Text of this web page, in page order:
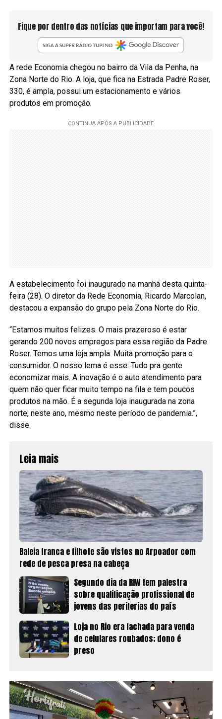
Fique por dentro das notícias que importam para você!
A rede Economia chegou no bairro da Vila da Penha, na
Zona Norte do Rio. A loja, que fica na Estrada Padre Roser,
330, é ampla, possui um estacionamento e vários
produtos em promoção.
A estabelecimento foi inaugurado na manhã desta quinta-
feira (28). O diretor da Rede Economia, Ricardo Marcolan,
destacou a expansão do grupo pela Zona Norte do Rio.
“Estamos muitos felizes. O mais prazeroso é estar
gerando 200 novos empregos para essa região da Padre
Roser. Temos uma loja ampla. Muita promoção para o
consumidor. O nosso lema é esse: Tudo pra gente
economizar mais. A inovação é o auto atendimento para
quem não quer ficar muito tempo na fila e tem poucos
produtos na mão. É a segunda loja inaugurada na zona
norte, neste ano, mesmo neste período de pandemia.”,
disse.
Leia mais
Baleia franca e filhote são vistos no Arpoador com
rede de pesca presa na cabeça
Segundo dia da RIW tem palestra
sobre qualificação profissional de
jovens das periferias do país
Loja no Rio era fachada para venda
de celulares roubados; dono é
preso